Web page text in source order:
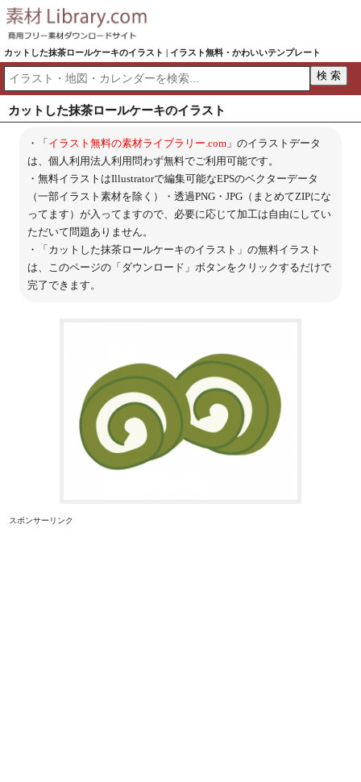
カットした抹茶ロールケーキのイラスト | イラスト無料・かわいいテンプレート
カットした抹茶ロールケーキのイラスト
・「イラスト無料の素材ライブラリー.com」のイラストデータ
は、個人利用法人利用問わず無料でご利用可能です。
・無料イラストはIllustratorで編集可能なEPSのベクターデータ
（一部イラスト素材を除く）・透過PNG・JPG（まとめてZIPにな
ってます）が入ってますので、必要に応じて加工は自由にしてい
ただいて問題ありません。
・「カットした抹茶ロールケーキのイラスト」の無料イラスト
は、このページの「ダウンロード」ボタンをクリックするだけで
完了できます。
スポンサーリンク